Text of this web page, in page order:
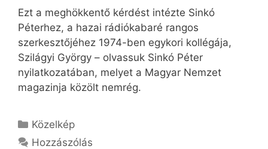
Ezt a meghökkentő kérdést intézte Sinkó
Péterhez, a hazai rádiókabaré rangos
szerkesztőjéhez 1974-ben egykori kollégája,
Szilágyi György – olvassuk Sinkó Péter
nyilatkozatában, melyet a Magyar Nemzet
magazinja közölt nemrég.
Kategória
Közelkép
Hozzászólás